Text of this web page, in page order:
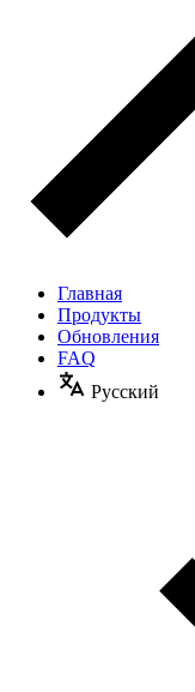
Главная
Продукты
Обновления
FAQ
Русский